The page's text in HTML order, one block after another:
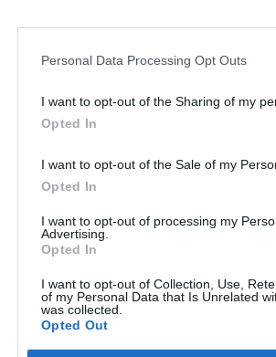
Personal Data Processing Opt Outs
I want to opt-out of the Sharing of my
Opted In
I want to opt-out of the Sale of my
Opted In
I want to opt-out of processing my
Advertising.
Opted In
I want to opt-out of Collection, Use,
of my Personal Data that Is Unrelated
was collected.
Opted Out